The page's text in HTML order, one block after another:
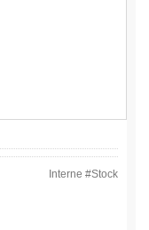
Interne #Stock